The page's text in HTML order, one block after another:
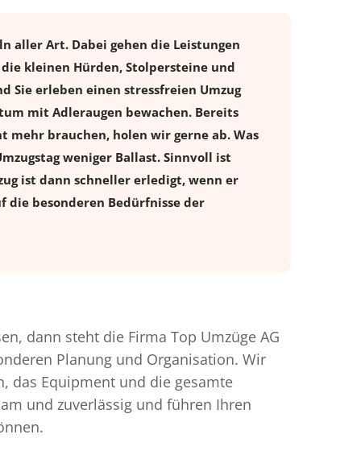
aller Art. Dabei gehen die Leistungen
kleinen Hürden, Stolpersteine und
Sie erleben einen stressfreien Umzug
mit Adleraugen bewachen. Bereits
mehr brauchen, holen wir gerne ab. Was
weniger Ballast. Sinnvoll ist
ist dann schneller erledigt, wenn er
die besonderen Bedürfnisse der
dann steht die Firma Top Umzüge AG
Planung und Organisation. Wir
das Equipment und die gesamte
und zuverlässig und führen Ihren